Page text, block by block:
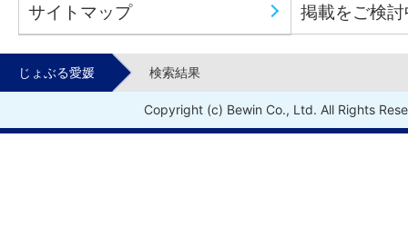
サイトマップ 掲載をご検
じょぶる愛媛 検索結果
Copyright (c) Bewin Co., Ltd. All Rights